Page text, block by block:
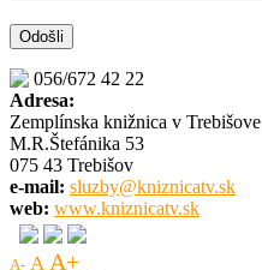
056/672 42 22
Adresa:
Zemplínska knižnica v Trebišove
M.R.Štefánika 53
075 43 Trebišov
e-mail: sluzby@kniznicatv.sk
web: www.kniznicatv.sk
A- A A+